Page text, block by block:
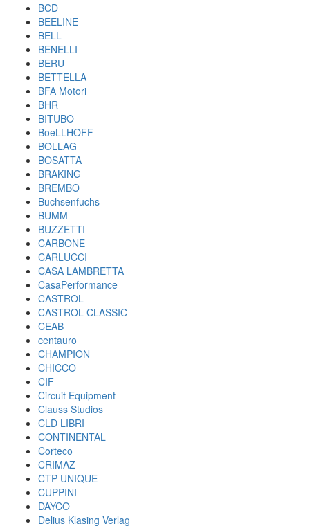
BCD
BEELINE
BELL
BENELLI
BERU
BETTELLA
BFA Motori
BHR
BITUBO
BoeLLHOFF
BOLLAG
BOSATTA
BRAKING
BREMBO
Buchsenfuchs
BUMM
BUZZETTI
CARBONE
CARLUCCI
CASA LAMBRETTA
CasaPerformance
CASTROL
CASTROL CLASSIC
CEAB
centauro
CHAMPION
CHICCO
CIF
Circuit Equipment
Clauss Studios
CLD LIBRI
CONTINENTAL
Corteco
CRIMAZ
CTP UNIQUE
CUPPINI
DAYCO
Delius Klasing Verlag